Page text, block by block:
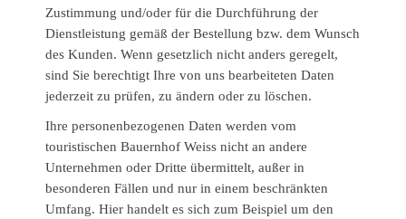
Zustimmung und/oder für die Durchführung der
Dienstleistung gemäß der Bestellung bzw. dem Wunsch
des Kunden. Wenn gesetzlich nicht anders geregelt,
sind Sie berechtigt Ihre von uns bearbeiteten Daten
jederzeit zu prüfen, zu ändern oder zu löschen.
Ihre personenbezogenen Daten werden vom
touristischen Bauernhof Weiss nicht an andere
Unternehmen oder Dritte übermittelt, außer in
besonderen Fällen und nur in einem beschränkten
Umfang. Hier handelt es sich zum Beispiel um den